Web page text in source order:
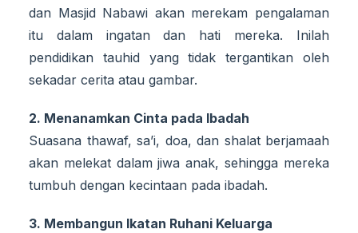
dan Masjid Nabawi akan merekam pengalaman
itu dalam ingatan dan hati mereka. Inilah
pendidikan tauhid yang tidak tergantikan oleh
sekadar cerita atau gambar.
2. Menanamkan Cinta pada Ibadah
Suasana thawaf, sa’i, doa, dan shalat berjamaah
akan melekat dalam jiwa anak, sehingga mereka
tumbuh dengan kecintaan pada ibadah.
3. Membangun Ikatan Ruhani Keluarga